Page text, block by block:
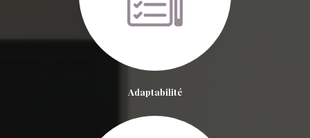
Adaptabilité